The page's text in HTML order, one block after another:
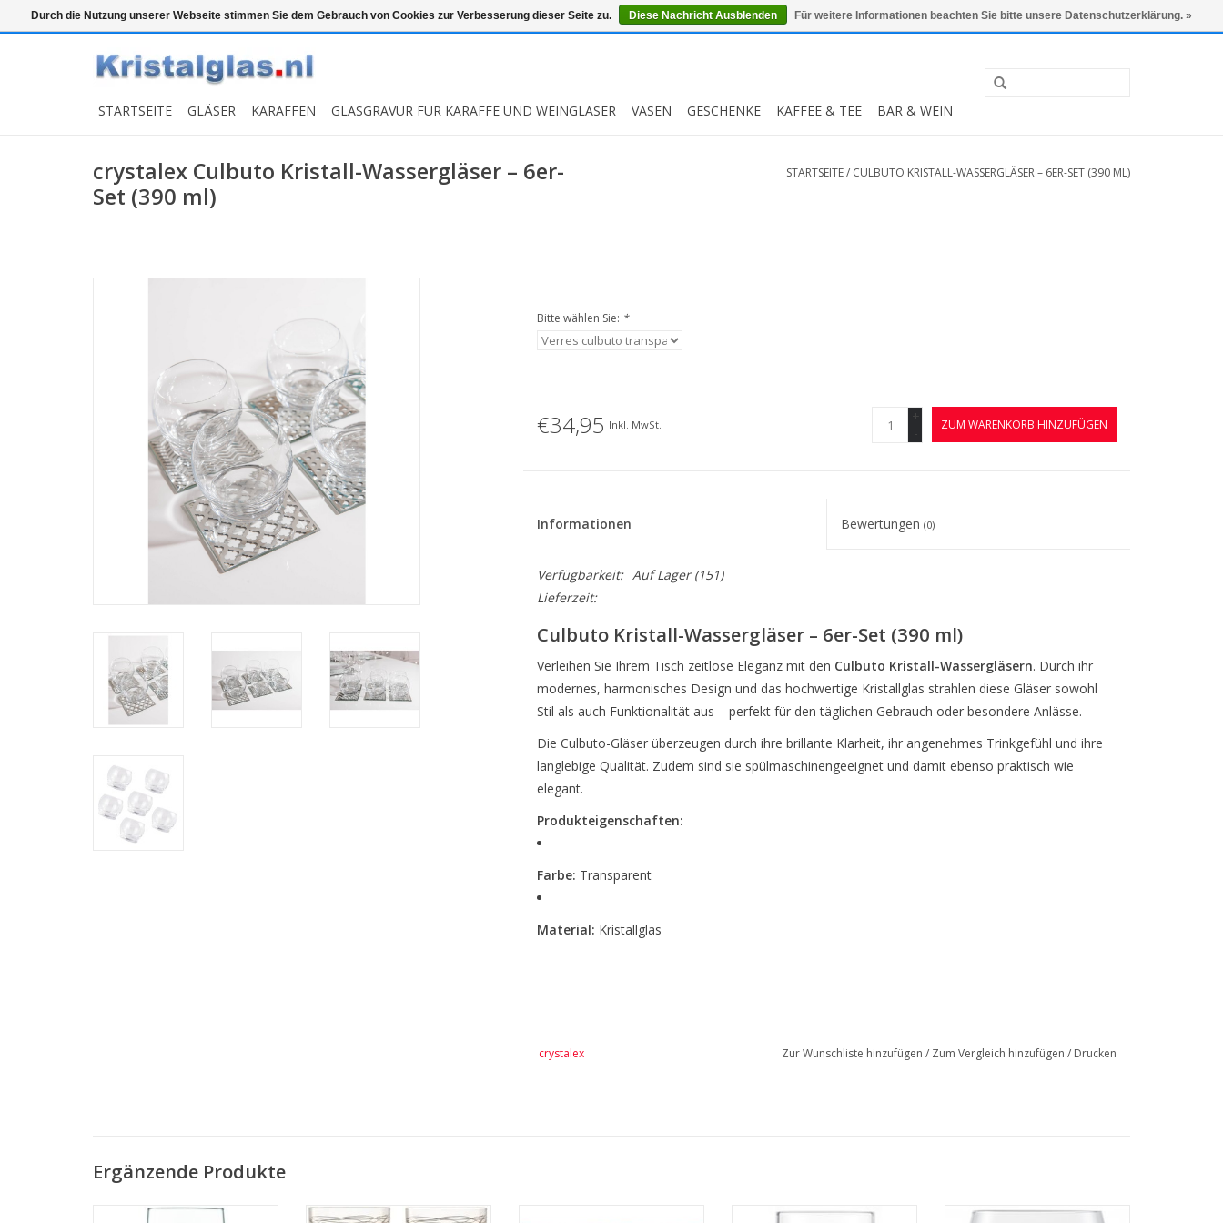
Top klasse Snelle levering Graveren 0 Artikel - €0,00 Mein Konto / Kundenkonto anlegen
STARTSEITE GLÄSER KARAFFEN GLASGRAVUR FUR KARAFFE UND WEINGLASER VASEN GESCHENKE KAFFEE & TEE BAR & WEIN
crystalex Culbuto Kristall-Wassergläser – 6er-
Set (390 ml)
STARTSEITE/ CULBUTO KRISTALL-WASSERGLÄSER – 6ER-SET (390 ML)
Bitte wählen Sie: *
€34,95 Inkl. MwSt.
+
-
ZUM WARENKORB HINZUFÜGEN
Informationen Bewertungen(0)
Verfügbarkeit: Auf Lager(151)
Lieferzeit:
Culbuto Kristall-Wassergläser – 6er-Set (390 ml)
Verleihen Sie Ihrem Tisch zeitlose Eleganz mit den Culbuto Kristall-Wassergläsern. Durch ihr
modernes, harmonisches Design und das hochwertige Kristallglas strahlen diese Gläser sowohl
Stil als auch Funktionalität aus – perfekt für den täglichen Gebrauch oder besondere Anlässe.
Die Culbuto-Gläser überzeugen durch ihre brillante Klarheit, ihr angenehmes Trinkgefühl und ihre
langlebige Qualität. Zudem sind sie spülmaschinengeeignet und damit ebenso praktisch wie
elegant.
Produkteigenschaften:
Farbe: Transparent
Material: Kristallglas
crystalex Zur Wunschliste hinzufügen / Zum Vergleich hinzufügen / Drucken
Ergänzende Produkte
Cellar Wasserglas Hoch 525 ml
Cocoon Trinkwassergläser 325
Het Convention Waterglas van
Het Waterglas uit de Vervino
Durch die Nutzung unserer Webseite stimmen Sie dem Gebrauch von Cookies zur Verbesserung dieser Seite zu. Diese Nachricht Ausblenden Für weitere Informationen beachten Sie bitte unsere Datenschutzerklärung. »